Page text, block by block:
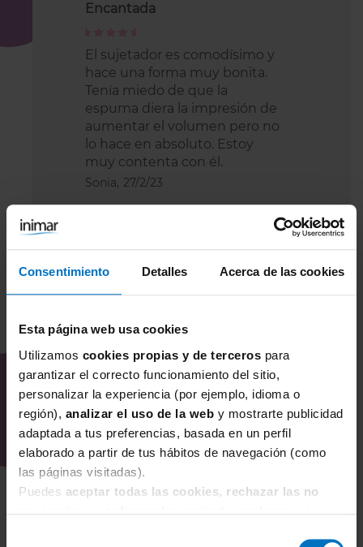
Consentimiento Detalles Acerca de las cookies
Esta página web usa cookies
Utilizamos cookies propias y de terceros para
garantizar el correcto funcionamiento del sitio,
personalizar la experiencia (por ejemplo, idioma o
región), analizar el uso de la web y mostrarte publicidad
adaptada a tus preferencias, basada en un perfil
elaborado a partir de tus hábitos de navegación (como
las páginas visitadas).
Puedes aceptar todas las cookies, rechazar las no
Encantada
El sujetador es comodísimo y
hace una forma muy bonita.
Tenía miedo de que la
espuma diera la impresión de
aumentar el volumen pero no
lo hace en absoluto. Estoy
muy contenta con él.
Sonia, 27/2/23
COMBÍNALO CON